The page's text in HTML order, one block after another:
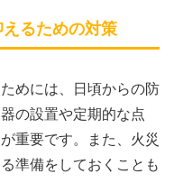
るための対策
めには、日頃からの防
の設置や定期的な点
重要です。また、火災
準備をしておくことも